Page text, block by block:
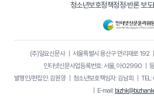
청소년보호정책정정·반론 보도
(주)일요신문사｜ 서울특별시 용산구 만리재로 192｜
인터넷신문사업등록번호: 서울, 아02990
발행인/편집인: 김원양｜ 청소년보호책임자: 김남희
E-mail: